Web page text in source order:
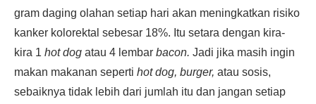
gram daging olahan setiap hari akan meningkatkan risiko
kanker kolorektal sebesar 18%. Itu setara dengan kira-
kira 1 hot dog atau 4 lembar bacon. Jadi jika masih ingin
makan makanan seperti hot dog, burger, atau sosis,
sebaiknya tidak lebih dari jumlah itu dan jangan setiap